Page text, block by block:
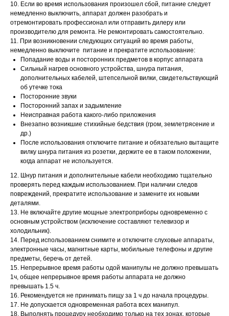
10. Если во время использования произошел сбой, питание следует
немедленно выключить, аппарат должен разобрать и
отремонтировать профессионал или отправить дилеру или
производителю для ремонта. Не ремонтировать самостоятельно.
11. При возникновении следующих ситуаций во время работы,
немедленно выключите питание и прекратите использование:
Попадание воды и посторонних предметов в корпус аппарата
Сильный нагрев основного устройства, шнура питания,
дополнительных кабелей, штепсельной вилки, свидетельствующий
об утечке тока
Посторонние звуки
Посторонний запах и задымление
Неисправная работа какого-либо приложения
Внезапно возникшие стихийные бедствия (гром, землетрясение и
др.)
После использования отключите питание и обязательно вытащите
вилку шнура питания из розетки, держите ее в таком положении,
когда аппарат не используется.
12. Шнур питания и дополнительные кабели необходимо тщательно
проверять перед каждым использованием. При наличии следов
повреждений, прекратите использование и замените их новыми
деталями.
13. Не включайте другие мощные электроприборы одновременно с
основным устройством (исключение составляют телевизор и
холодильник).
14. Перед использованием снимите и отключите слуховые аппараты,
электронные часы, магнитные карты, мобильные телефоны и другие
предметы, беречь от детей.
15. Непрерывное время работы одой манипулы не должно превышать
1ч, общее непрерывное время работы аппарата не должно
превышать 1.5 ч.
16. Рекомендуется не принимать пищу за 1 ч до начала процедуры.
17. Не допускается одновременная работа всех манипул.
18. Выполнять процедуру необходимо только на тех зонах, которые